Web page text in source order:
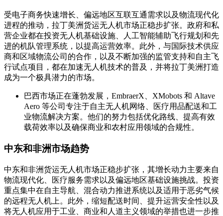
受电子商务快速增长、偏远地区互联互通需求以及物流现代化
进程的推动，拉丁美洲货运无人机市场正稳步扩张。政府和私
营企业都在投资无人机基础设施、人工智能辅助飞行规划和先
进的机队管理系统，以提高运营效率。此外，与国际技术供应
商和区域物流公司的合作，以及不断加强的监管支持和自主飞
行试点项目，都在加速无人机技术的普及，并将拉丁美洲打造
成为一个极具潜力的市场。
巴西市场正在蓬勃发展，EmbraerX、XMobots 和 Altave
Aero 等公司专注于自主无人机网络、医疗用品配送和工
业物流解决方案。他们的努力包括优化路线、提高有效
载荷效率以及确保商业和农村应用领域的合规性。
中东和非洲市场趋势
中东和非洲货运无人机市场正稳步扩张，其增长动力主要来自
物流现代化、医疗服务需求以及偏远地区基础设施挑战。投资
重点集中在自主导航、混合动力推进系统以及适用于恶劣气候
的远程无人机上。此外，缩短配送时间、提升运营安全性以及
将无人机应用于工业、商业和人道主义领域的举措也进一步推